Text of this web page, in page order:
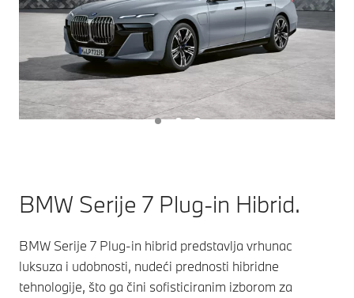
BMW Serije 7 Plug-in Hibrid.
BMW Serije 7 Plug-in hibrid predstavlja vrhunac
luksuza i udobnosti, nudeći prednosti hibridne
tehnologije, što ga čini sofisticiranim izborom za